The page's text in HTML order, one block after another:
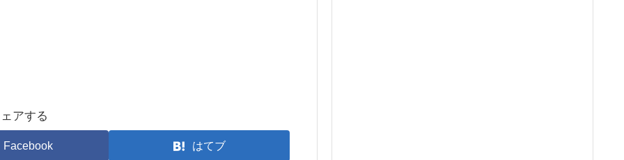
アする
Facebook はてブ